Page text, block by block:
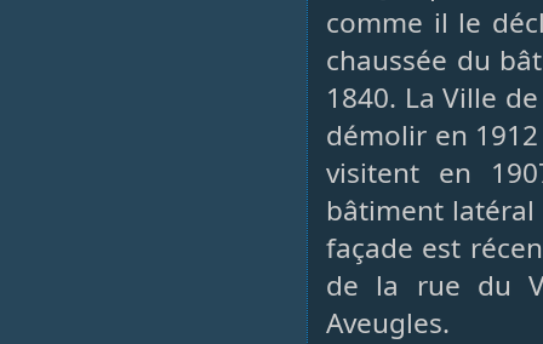
comme il le
chaussée du
1840. La Ville
démolir en
visitent en
bâtiment latéral
façade est
de la rue du
Aveugles.